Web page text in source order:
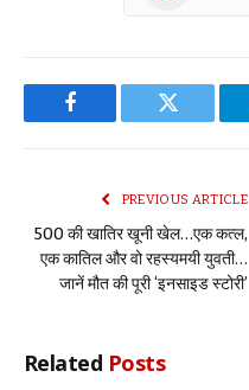
Facebook Twitter
PREVIOUS ARTICLE
500 की खातिर खूनी खेल…एक कत्ल,
एक कातिल और वो रहस्यमयी युवती…
जानें मौत की पूरी ‘इनसाइड स्टोरी’
Related Posts